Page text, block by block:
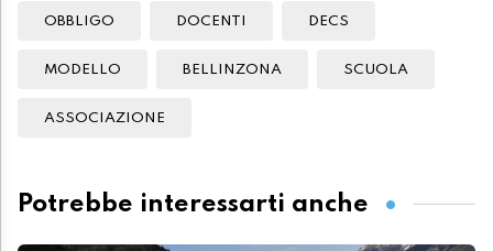
OBBLIGO DOCENTI DECS
MODELLO BELLINZONA SCUOLA
ASSOCIAZIONE
Potrebbe interessarti anche